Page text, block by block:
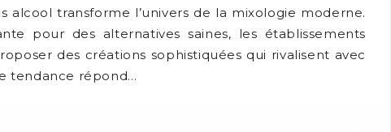
alcool transforme l’univers de la mixologie moderne.
pour des alternatives saines, les établissements
des créations sophistiquées qui rivalisent avec
tendance répond…